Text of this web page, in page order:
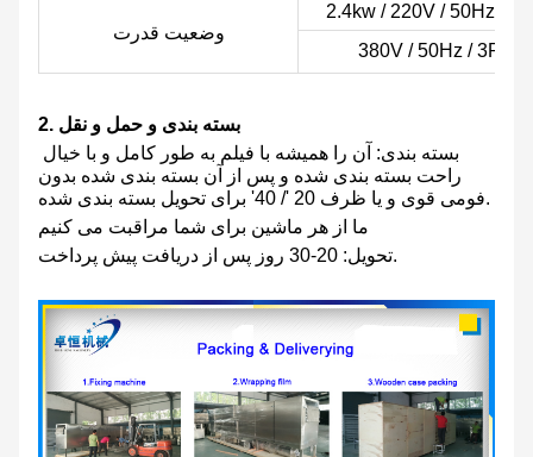
وضعیت قدرت
2.4kw / 220V / 50Hz /
380V / 50Hz / 3Ph
2. بسته بندی و حمل و نقل
بسته بندی: آن را همیشه با فیلم به طور کامل و با خیال
راحت بسته بندی شده و پس از آن بسته بندی شده بدون
فومی قوی و یا ظرف 20 '/ 40' برای تحویل بسته بندی شده.
ما از هر ماشین برای شما مراقبت می کنیم
تحویل: 20-30 روز پس از دریافت پیش پرداخت.